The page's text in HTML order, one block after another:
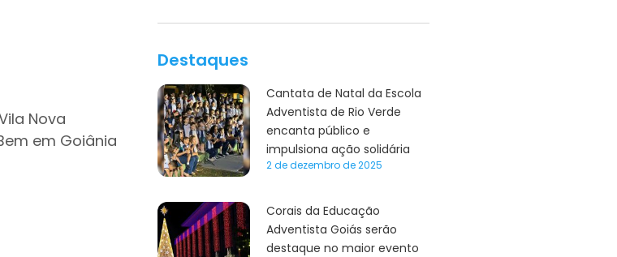
Nova
em Goiânia
Destaques
Cantata de Natal da Escola
Adventista de Rio Verde
encanta público e
impulsiona ação solidária
2 de dezembro de 2025
Corais da Educação
Adventista Goiás serão
destaque no maior evento